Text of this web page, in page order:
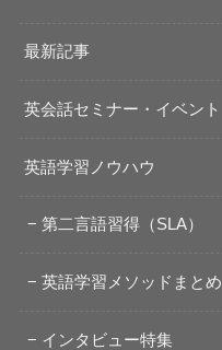
最新記事
英会話セミナー・イベント
英語学習ノウハウ
第二言語習得（SLA）
英語学習メソッドまとめ
インタビュー特集